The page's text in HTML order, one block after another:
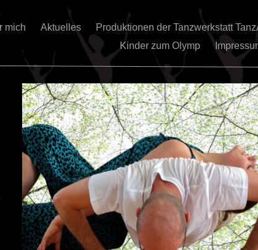
mich Aktuelles Produktionen der Tanzwerkstatt
Kinder zum Olymp